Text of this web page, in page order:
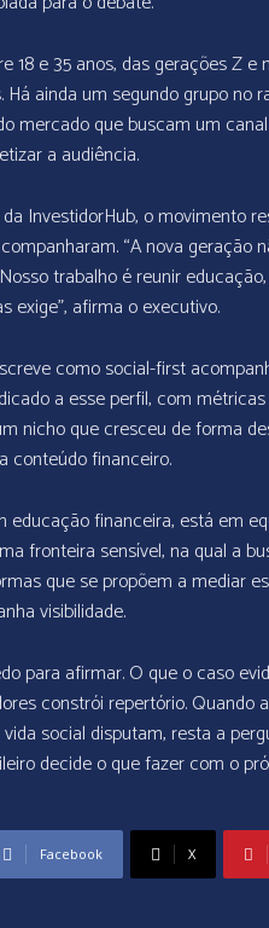
18 e 35 anos, das gerações Z
ainda um segundo grupo no
mercado que buscam um
a audiência.
InvestidorHub, o movimento
“A nova geração
trabalho é reunir
exige”, afirma o executivo.
como social-first
a esse perfil, com
nicho que cresceu de forma
conteúdo financeiro.
financeira, está em
fronteira sensível, na qual a
que se propõem a mediar
visibilidade.
para afirmar. O que o caso
constrói repertório. Quando
social disputam, resta a
decide o que fazer com o
Facebook X